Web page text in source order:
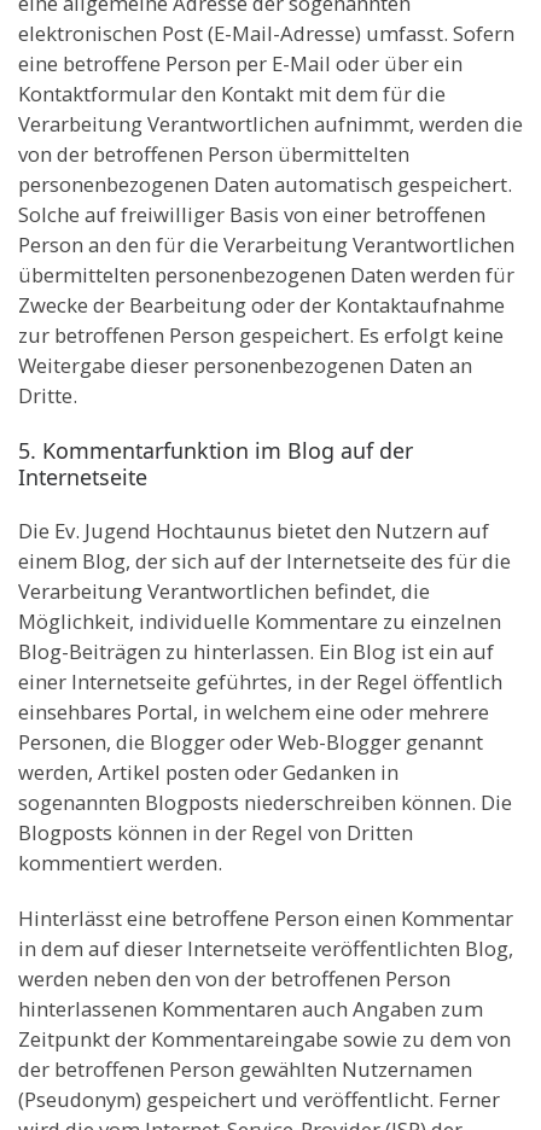
elektronischen Post (E-Mail-Adresse) umfasst. Sofern
eine betroffene Person per E-Mail oder über ein
Kontaktformular den Kontakt mit dem für die
Verarbeitung Verantwortlichen aufnimmt, werden die
von der betroffenen Person übermittelten
personenbezogenen Daten automatisch gespeichert.
Solche auf freiwilliger Basis von einer betroffenen
Person an den für die Verarbeitung Verantwortlichen
übermittelten personenbezogenen Daten werden für
Zwecke der Bearbeitung oder der Kontaktaufnahme
zur betroffenen Person gespeichert. Es erfolgt keine
Weitergabe dieser personenbezogenen Daten an
Dritte.
5. Kommentarfunktion im Blog auf der
Internetseite
Die Ev. Jugend Hochtaunus bietet den Nutzern auf
einem Blog, der sich auf der Internetseite des für die
Verarbeitung Verantwortlichen befindet, die
Möglichkeit, individuelle Kommentare zu einzelnen
Blog-Beiträgen zu hinterlassen. Ein Blog ist ein auf
einer Internetseite geführtes, in der Regel öffentlich
einsehbares Portal, in welchem eine oder mehrere
Personen, die Blogger oder Web-Blogger genannt
werden, Artikel posten oder Gedanken in
sogenannten Blogposts niederschreiben können. Die
Blogposts können in der Regel von Dritten
kommentiert werden.
Hinterlässt eine betroffene Person einen Kommentar
in dem auf dieser Internetseite veröffentlichten Blog,
werden neben den von der betroffenen Person
hinterlassenen Kommentaren auch Angaben zum
Zeitpunkt der Kommentareingabe sowie zu dem von
der betroffenen Person gewählten Nutzernamen
(Pseudonym) gespeichert und veröffentlicht. Ferner